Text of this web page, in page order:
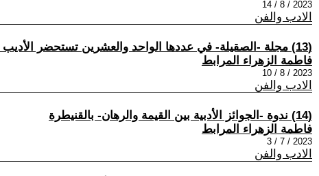
2023 / 8 / 14
الادب والفن
(13) مجلة -الصقيلة- في عددها الواحد والعشرين تستحضر الأديب الراحل بشير القمري
فاطمة الزهراء المرابط
2023 / 8 / 10
الادب والفن
(14) ندوة -الجوائز الأدبية بين القيمة والرهان- بالقنيطرة
فاطمة الزهراء المرابط
2023 / 7 / 3
الادب والفن